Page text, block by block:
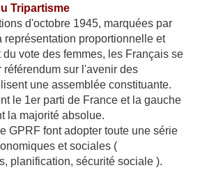
Tripartisme
d'octobre 1945, marquées par
représentation proportionnelle et
du vote des femmes, les Français se
référendum sur l'avenir des
une assemblée constituante.
le 1er parti de France et la gauche
la majorité absolue.
GPRF font adopter toute une série
et sociales (
planification, sécurité sociale ).